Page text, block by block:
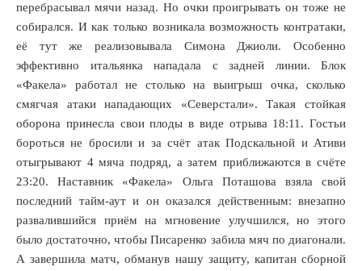
перебрасывал мячи назад. Но очки проигрывать он тоже не
собирался. И как только возникала возможность контратаки,
её тут же реализовывала Симона Джиоли. Особенно
эффективно итальянка нападала с задней линии. Блок
«Факела» работал не столько на выигрыш очка, сколько
смягчая атаки нападающих «Северстали». Такая стойкая
оборона принесла свои плоды в виде отрыва 18:11. Гостьи
бороться не бросили и за счёт атак Подскальной и Ативи
отыгрывают 4 мяча подряд, а затем приближаются в счёте
23:20. Наставник «Факела» Ольга Поташова взяла свой
последний тайм-аут и он оказался действенным: внезапно
развалившийся приём на мгновение улучшился, но этого
было достаточно, чтобы Писаренко забила мяч по диагонали.
А завершила матч, обманув нашу защиту, капитан сборной